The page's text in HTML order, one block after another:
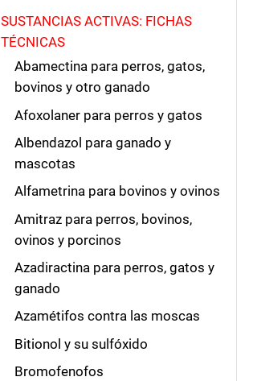
SUSTANCIAS ACTIVAS: FICHAS
TÉCNICAS
Abamectina para perros, gatos,
bovinos y otro ganado
Afoxolaner para perros y gatos
Albendazol para ganado y
mascotas
Alfametrina para bovinos y ovinos
Amitraz para perros, bovinos,
ovinos y porcinos
Azadiractina para perros, gatos y
ganado
Azamétifos contra las moscas
Bitionol y su sulfóxido
Bromofenofos